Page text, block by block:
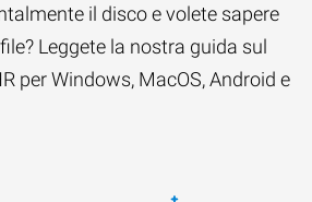
il disco e volete sapere
Leggete la nostra guida sul
per Windows, MacOS, Android e